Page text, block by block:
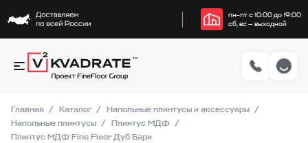
пн–пт с 10:00 до 19:00
сб, вс — выходной
Главная Каталог
Напольные плинтусы и аксессуары
Напольные плинтусы
Плинтус МДФ
Плинтус МДФ Fine Floor Дуб Бари